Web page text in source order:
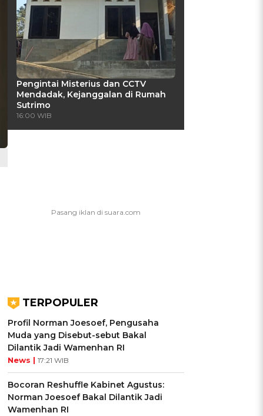
Pengintai Misterius dan CCTV
Mendadak, Kejanggalan di Rumah
Sutrimo
16:00 WIB
TERPOPULER
Profil Norman Joesoef, Pengusaha
Muda yang Disebut-sebut Bakal
Dilantik Jadi Wamenhan RI
News | 17:21 WIB
Bocoran Reshuffle Kabinet Agustus:
Norman Joesoef Bakal Dilantik Jadi
Wamenhan RI